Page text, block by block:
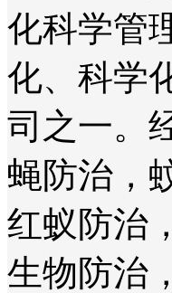
化科学管
化、科学
司之一。
蝇防治，
红蚁防治
生物防治